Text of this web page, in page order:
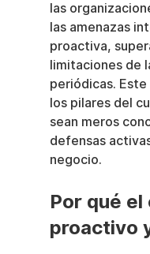
las
las amenazas
proactiva,
limitaciones de
periódicas.
los pilares del
sean meros
defensas
negocio.
Por qué
proactivo